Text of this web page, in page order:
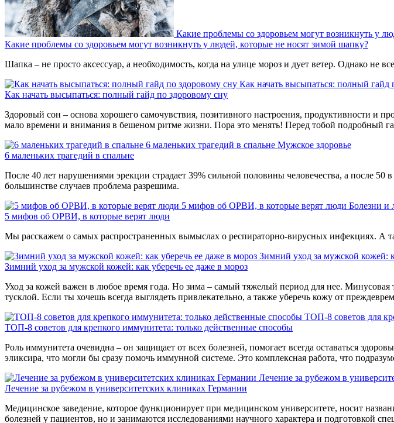
Какие проблемы со здоровьем могут возникнуть у
Какие проблемы со здоровьем могут возникнуть у людей, которые не носят зимой шапку?
Шапка – не просто аксессуар, а необходимость, когда на улице мороз и дует ветер. Однако не
Как начать высыпаться: полный гайд
Как начать высыпаться: полный гайд по здоровому сну
Здоровый сон – основа хорошего самочувствия, позитивного настроения, продуктивности
мало времени и внимания в бешеном ритме жизни. Пора это менять! Перед тобой подробный
6 маленьких трагедий в спальне Мужское здоровье
6 маленьких трагедий в спальне
После 40 лет нарушениями эрекции страдает 39% сильной половины человечества, а после
большинстве случаев проблема разрешима.
5 мифов об ОРВИ, в которые верят люди Болезни и
5 мифов об ОРВИ, в которые верят люди
Мы расскажем о самых распространенных вымыслах о респираторно-вирусных инфекциях. А
Зимний уход за мужской кожей:
Зимний уход за мужской кожей: как уберечь ее даже в мороз
Уход за кожей важен в любое время года. Но зима – самый тяжелый период для нее.
тусклой. Если ты хочешь всегда выглядеть привлекательно, а также уберечь кожу от
ТОП-8 советов для
ТОП-8 советов для крепкого иммунитета: только действенные способы
Роль иммунитета очевидна – он защищает от всех болезней, помогает всегда оставаться
эликсира, что могли бы сразу помочь иммунной системе. Это комплексная работа, что
Лечение за рубежом в
Лечение за рубежом в университетских клиниках Германии
Медицинское заведение, которое функционирует при медицинском университете, носит
болезней у пациентов, но и занимаются исследованиями научного характера и подготовкой